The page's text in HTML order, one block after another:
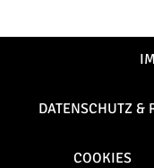
DATENSCHUTZ &
COOKIES